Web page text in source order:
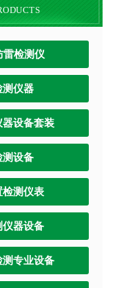
雷检测仪
测仪器
器设备套装
测设备
检测仪表
仪器设备
测专业设备